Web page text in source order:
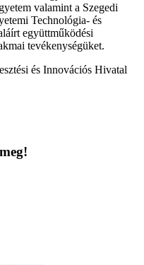
valamint a Szegedi
Technológia- és
együttműködési
tevékenységüket.
és Innovációs Hivatal